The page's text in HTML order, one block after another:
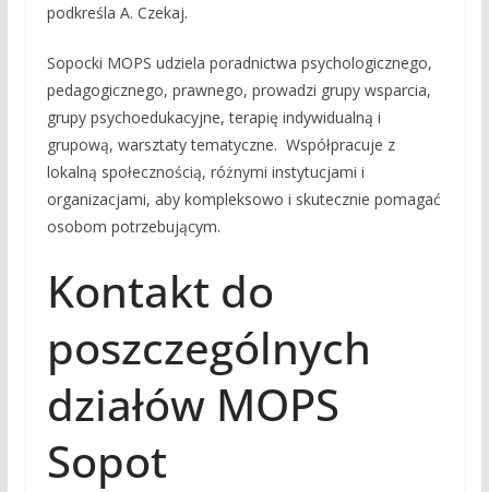
podkreśla A. Czekaj.
Sopocki MOPS udziela poradnictwa psychologicznego,
pedagogicznego, prawnego, prowadzi grupy wsparcia,
grupy psychoedukacyjne, terapię indywidualną i
grupową, warsztaty tematyczne. Współpracuje z
lokalną społecznością, różnymi instytucjami i
organizacjami, aby kompleksowo i skutecznie pomagać
osobom potrzebującym.
Kontakt do
poszczególnych
działów MOPS
Sopot